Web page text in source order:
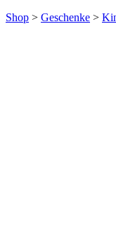
Shop > Geschenke >